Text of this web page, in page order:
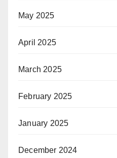
May 2025
April 2025
March 2025
February 2025
January 2025
December 2024